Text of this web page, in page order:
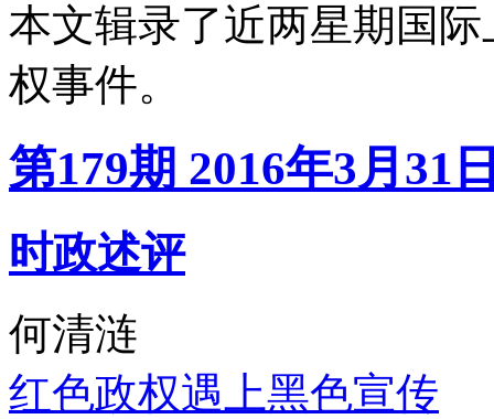
本文辑录了近两星期国
权事件。
第179期 2016年3月31
时政述评
何清涟
红色政权遇上黑色宣传